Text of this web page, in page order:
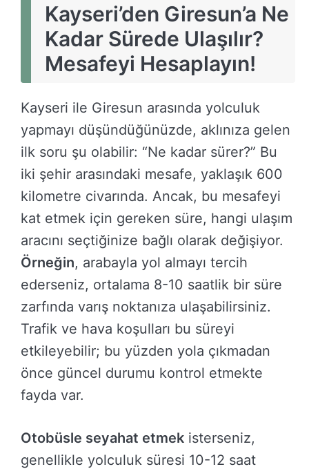
Kayseri’den Giresun’a Ne
Kadar Sürede Ulaşılır?
Mesafeyi Hesaplayın!
Kayseri ile Giresun arasında yolculuk
yapmayı düşündüğünüzde, aklınıza gelen
ilk soru şu olabilir: “Ne kadar sürer?” Bu
iki şehir arasındaki mesafe, yaklaşık 600
kilometre civarında. Ancak, bu mesafeyi
kat etmek için gereken süre, hangi ulaşım
aracını seçtiğinize bağlı olarak değişiyor.
Örneğin, arabayla yol almayı tercih
ederseniz, ortalama 8-10 saatlik bir süre
zarfında varış noktanıza ulaşabilirsiniz.
Trafik ve hava koşulları bu süreyi
etkileyebilir; bu yüzden yola çıkmadan
önce güncel durumu kontrol etmekte
fayda var.
Otobüsle seyahat etmek isterseniz,
genellikle yolculuk süresi 10-12 saat